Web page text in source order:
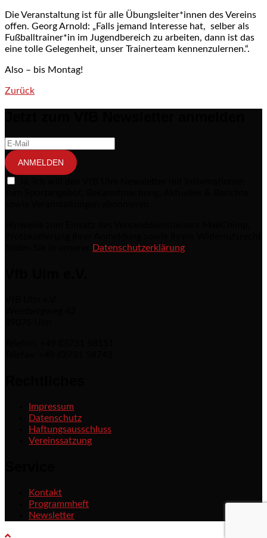
Die Veranstaltung ist für alle Übungsleiter*innen des Vereins
offen. Georg Arnold: „Falls jemand Interesse hat, selber als
Fußballtrainer*in im Jugendbereich zu arbeiten, dann ist das
eine tolle Gelegenheit, unser Trainerteam kennenzulernen.“.
Also – bis Montag!
Post navigation
Zurück
ANMELDEN
Datenschutzerklärung
Impressum
Datenschutz
Haftungsausschluss
Vereinssatzung
Kontakt
Programmheft
Newsletter